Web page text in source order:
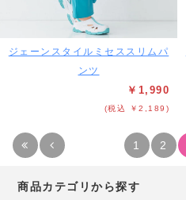
ジェーンスタイルミセススリムパ
ンツ
￥1,990
(税込 ￥2,189)
1 2
商品カテゴリから探す